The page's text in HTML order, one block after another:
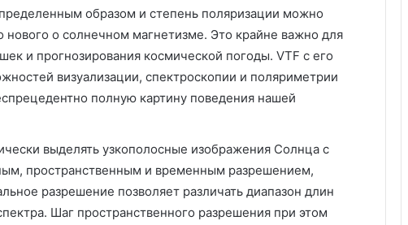
образом и степень поляризации можно
нового о солнечном магнетизме. Это крайне важно для
и прогнозирования космической погоды. VTF с его
визуализации, спектроскопии и поляриметрии
полную картину поведения нашей
выделять узкополосные изображения Солнца с
пространственным и временным разрешением,
разрешение позволяет различать диапазон длин
Шаг пространственного разрешения при этом